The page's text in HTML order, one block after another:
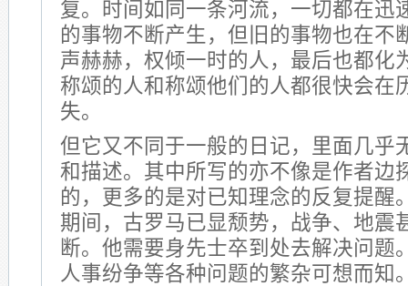
复。时间如同一条河流，一切都在迅
的事物不断产生，但旧的事物也在不
声赫赫，权倾一时的人，最后也都化
称颂的人和称颂他们的人都很快会在
失。
但它又不同于一般的日记，里面几乎
和描述。其中所写的亦不像是作者边
的，更多的是对已知理念的反复提醒
期间，古罗马已显颓势，战争、地震
断。他需要身先士卒到处去解决问题
人事纷争等各种问题的繁杂可想而知